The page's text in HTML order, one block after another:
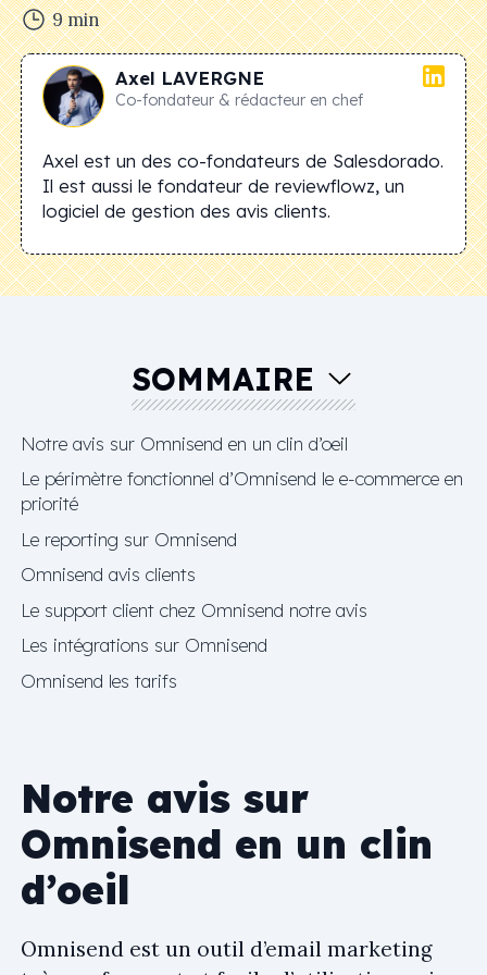
9 min
Axel LAVERGNE
Co-fondateur & rédacteur en chef
Axel est un des co-fondateurs de Salesdorado.
Il est aussi le fondateur de reviewflowz, un
logiciel de gestion des avis clients.
SOMMAIRE
Notre avis sur Omnisend en un clin d’oeil
Le périmètre fonctionnel d’Omnisend le e-commerce en
priorité
Le reporting sur Omnisend
Omnisend avis clients
Le support client chez Omnisend notre avis
Les intégrations sur Omnisend
Omnisend les tarifs
Notre avis sur
Omnisend en un clin
d’oeil
Omnisend est un outil d’email marketing